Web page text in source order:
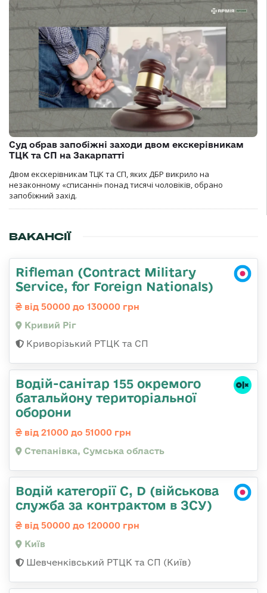
Суд обрав запобіжні заходи двом екскерівникам
ТЦК та СП на Закарпатті
Двом екскерівникам ТЦК та СП, яких ДБР викрило на
незаконному «списанні» понад тисячі чоловіків, обрано
запобіжний захід.
ВАКАНСІЇ
Rifleman (Contract Military
Service, for Foreign Nationals)
від 50000 до 130000 грн
Кривий Ріг
Криворізький РТЦК та СП
Водій-санітар 155 окремого
батальйону територіальної
оборони
від 21000 до 51000 грн
Степанівка, Сумська область
Водій категорії C, D (військова
служба за контрактом в ЗСУ)
від 50000 до 120000 грн
Київ
Шевченківський РТЦК та СП (Київ)